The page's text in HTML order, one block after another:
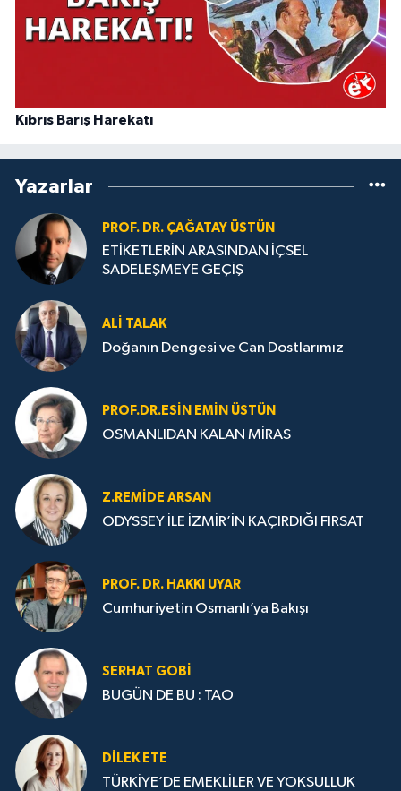
Kıbrıs Barış Harekatı
Yazarlar
PROF. DR. ÇAĞATAY ÜSTÜN
ETİKETLERİN ARASINDAN İÇSEL
SADELEŞMEYE GEÇİŞ
ALI TALAK
Doğanın Dengesi ve Can Dostlarımız
PROF.DR.ESIN EMIN ÜSTÜN
OSMANLIDAN KALAN MİRAS
Z.REMIDE ARSAN
ODYSSEY İLE İZMİR’İN KAÇIRDIĞI FIRSAT
PROF. DR. HAKKI UYAR
Cumhuriyetin Osmanlı’ya Bakışı
SERHAT GOBİ
BUGÜN DE BU : TAO
DILEK ETE
TÜRKİYE’DE EMEKLİLER VE YOKSULLUK